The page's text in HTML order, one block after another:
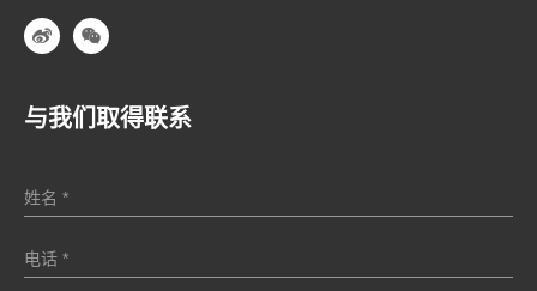
与我们取得联系